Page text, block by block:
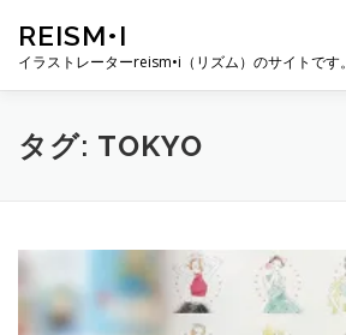
REISM•I
イラストレーターreism•i（リズム）のサイトです。
HOME GALLERY
お問い合わせ
タグ: TOKYO